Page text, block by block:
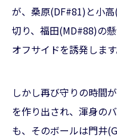
が、桑原(DF#81)と小
切り、福田(MD#88)の
オフサイドを誘発します
しかし再び守りの時間
を作り出され、渾身の
も、そのボールは門井